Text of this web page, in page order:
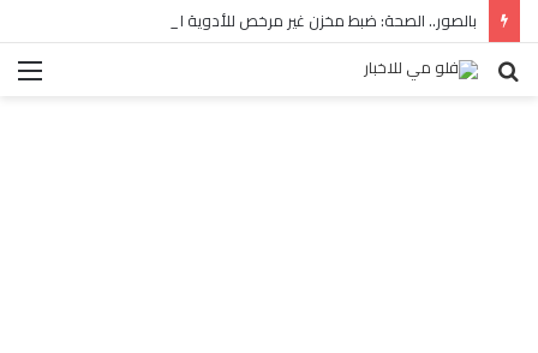
بالصور.. الصحة: ضبط مخزن غير مرخص للأدوية المهربة بالبساتين
بحث